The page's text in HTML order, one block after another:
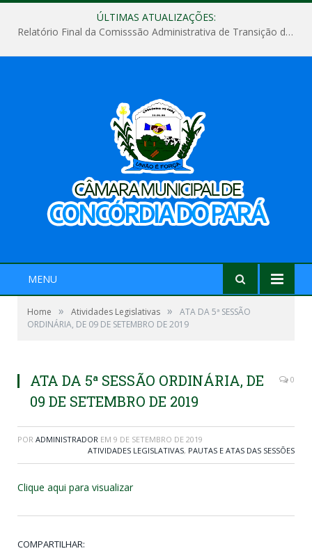
ÚLTIMAS ATUALIZAÇÕES:
Relatório Final da Comisssão Administrativa de Transição de Mandato do Poder Legislativo do Município de Concórdia do Pará
MENU
Home » Atividades Legislativas »
ATA DA 5ª SESSÃO
ORDINÁRIA, DE 09 DE SETEMBRO DE 2019
ATA DA 5ª SESSÃO ORDINÁRIA, DE
09 DE SETEMBRO DE 2019
0
POR ADMINISTRADOR EM 9 DE SETEMBRO DE 2019
ATIVIDADES LEGISLATIVAS, PAUTAS E ATAS DAS SESSÕES
Clique aqui para visualizar
COMPARTILHAR: